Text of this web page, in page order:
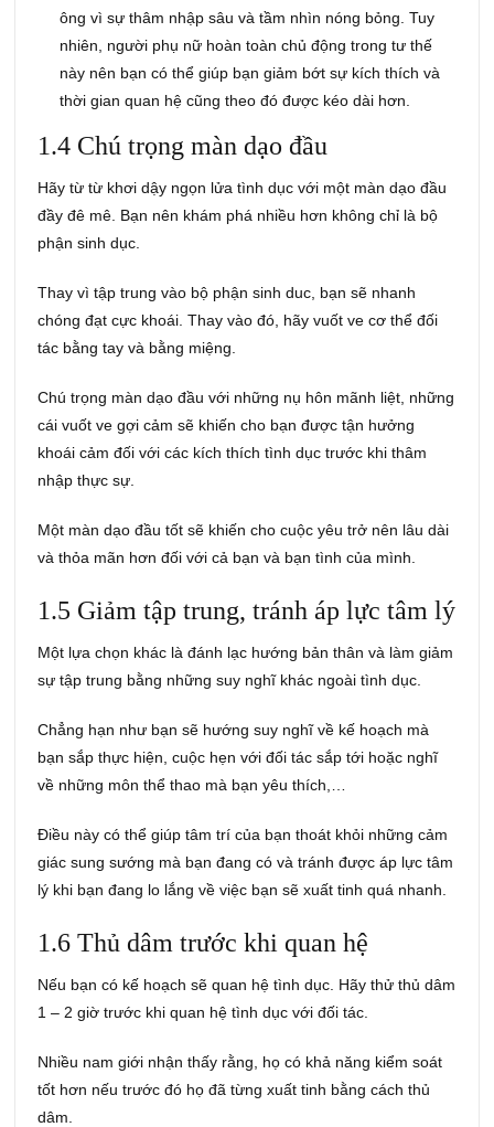
ông vì sự thâm nhập sâu và tầm nhìn nóng bỏng. Tuy
nhiên, người phụ nữ hoàn toàn chủ động trong tư thế
này nên bạn có thể giúp bạn giảm bớt sự kích thích và
thời gian quan hệ cũng theo đó được kéo dài hơn.
1.4 Chú trọng màn dạo đầu
Hãy từ từ khơi dậy ngọn lửa tình dục với một màn dạo đầu
đầy đê mê. Bạn nên khám phá nhiều hơn không chỉ là bộ
phận sinh dục.
Thay vì tập trung vào bộ phận sinh duc, bạn sẽ nhanh
chóng đạt cực khoái. Thay vào đó, hãy vuốt ve cơ thể đối
tác bằng tay và bằng miệng.
Chú trọng màn dạo đầu với những nụ hôn mãnh liệt, những
cái vuốt ve gợi cảm sẽ khiến cho bạn được tận hưởng
khoái cảm đối với các kích thích tình dục trước khi thâm
nhập thực sự.
Một màn dạo đầu tốt sẽ khiến cho cuộc yêu trở nên lâu dài
và thỏa mãn hơn đối với cả bạn và bạn tình của mình.
1.5 Giảm tập trung, tránh áp lực tâm lý
Một lựa chọn khác là đánh lạc hướng bản thân và làm giảm
sự tập trung bằng những suy nghĩ khác ngoài tình dục.
Chẳng hạn như bạn sẽ hướng suy nghĩ về kế hoạch mà
bạn sắp thực hiện, cuộc hẹn với đối tác sắp tới hoặc nghĩ
về những môn thể thao mà bạn yêu thích,…
Điều này có thể giúp tâm trí của bạn thoát khỏi những cảm
giác sung sướng mà bạn đang có và tránh được áp lực tâm
lý khi bạn đang lo lắng về việc bạn sẽ xuất tinh quá nhanh.
1.6 Thủ dâm trước khi quan hệ
Nếu bạn có kế hoạch sẽ quan hệ tình dục. Hãy thử thủ dâm
1 – 2 giờ trước khi quan hệ tình dục với đối tác.
Nhiều nam giới nhận thấy rằng, họ có khả năng kiểm soát
tốt hơn nếu trước đó họ đã từng xuất tinh bằng cách thủ
dâm.